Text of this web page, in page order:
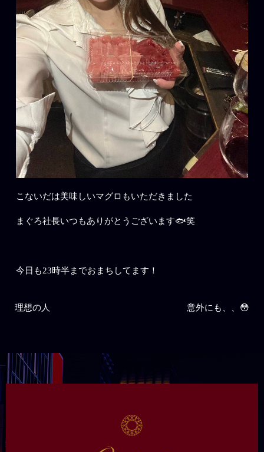
こないだは美味しいマグロもいただきました
まぐろ社長いつもありがとうございます🐟笑
今日も23時半までおまちしてます！
理想の人 意外にも、、😳